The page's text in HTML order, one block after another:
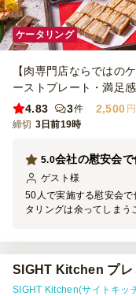
ケータリング
【肉専門店ならではの
ーストプレート・満足
4.83
3件 2,500 円
締切 3日前19時
会社の慰安会
5.0
ゲスト 様
50人で実施する慰安会
タリングは余ってしま
SIGHT Kitchen プレ
SIGHT Kitchen(サイトキッ